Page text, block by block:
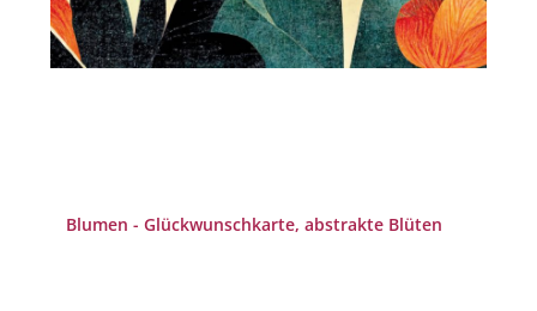
Blumen - Glückwunschkarte, abstrakte Blüten